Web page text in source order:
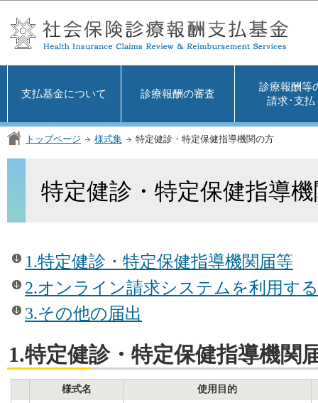
支払基金について 診療報酬の審査
診療報酬等
請求･支払
トップページ 様式集 特定健診・特定保健指導機関の方
特定健診・特定保健指導
1.特定健診・特定保健指導機関届等
2.オンライン請求システムを利用す
3.その他の届出
1.特定健診・特定保健指導機関
様式名 使用目的